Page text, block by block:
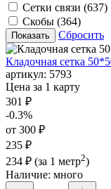
Сетки связи (637)
Скобы (364)
Сбросить
Кладочная сетка
артикул: 5793
Цена за 1 карту
301 ₽
-0.3%
от 300 ₽
235 ₽
234 ₽ (за 1 метр2)
Наличие: много